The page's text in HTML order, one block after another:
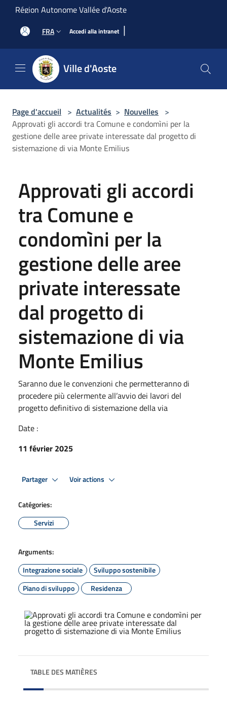
Salta al contenuto principale
Région Autonome Vallée d'Aoste
FRA Accedi alla intranet |
Ville d'Aoste
Page d'accueil > Actualités > Nouvelles >
Approvati gli accordi tra Comune e condomìni per la
gestione delle aree private interessate dal progetto di
sistemazione di via Monte Emilius
Approvati gli accordi
tra Comune e
condomìni per la
gestione delle aree
private interessate
dal progetto di
sistemazione di via
Monte Emilius
Saranno due le convenzioni che permetteranno di
procedere più celermente all’avvio dei lavori del
progetto definitivo di sistemazione della via
Date :
11 février 2025
Partager Voir actions
Catégories:
Servizi
Arguments:
Integrazione sociale
Sviluppo sostenibile
Piano di sviluppo
Residenza
TABLE DES MATIÈRES